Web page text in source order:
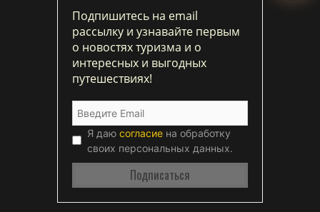
Подпишитесь на email
рассылку и узнавайте первым
о новостях туризма и о
интересных и выгодных
путешествиях!
Я даю согласие на обработку
своих персональных данных.